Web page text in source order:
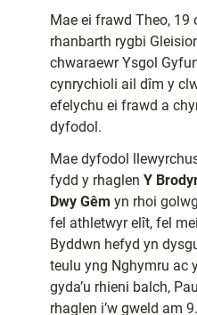
Mae ei frawd Theo, 19
rhanbarth rygbi
chwaraewr Ysgol
cynrychioli ail dîm y
efelychu ei frawd a
dyfodol.
Mae dyfodol
fydd y rhaglen Y
Dwy Gêm yn rhoi
fel athletwyr elît, fel
Byddwn hefyd yn
teulu yng Nghymru ac
gyda’u rhieni balch,
rhaglen i’w gweld am